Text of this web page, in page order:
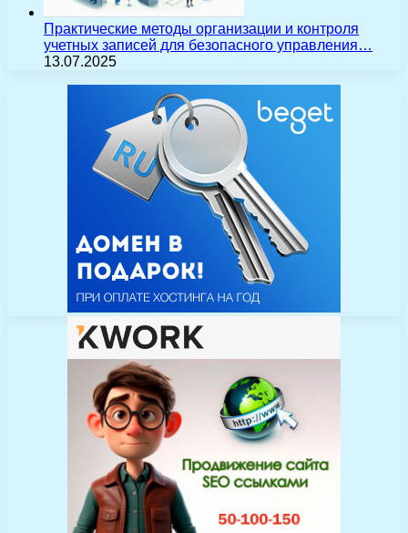
Практические методы организации и контроля
учетных записей для безопасного управления…
13.07.2025